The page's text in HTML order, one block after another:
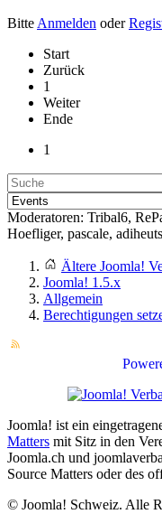
Bitte Anmelden oder
Start
Zurück
1
Weiter
Ende
1
Moderatoren: Tribal6,
Hoefliger, pascale,
Ältere Joomla!
Joomla! 1.5.x
Allgemein
Berechtigungen
Joomla! ist ein
Matters mit Sitz in den
Joomla.ch und
Source Matters oder des
© Joomla! Schweiz. Alle